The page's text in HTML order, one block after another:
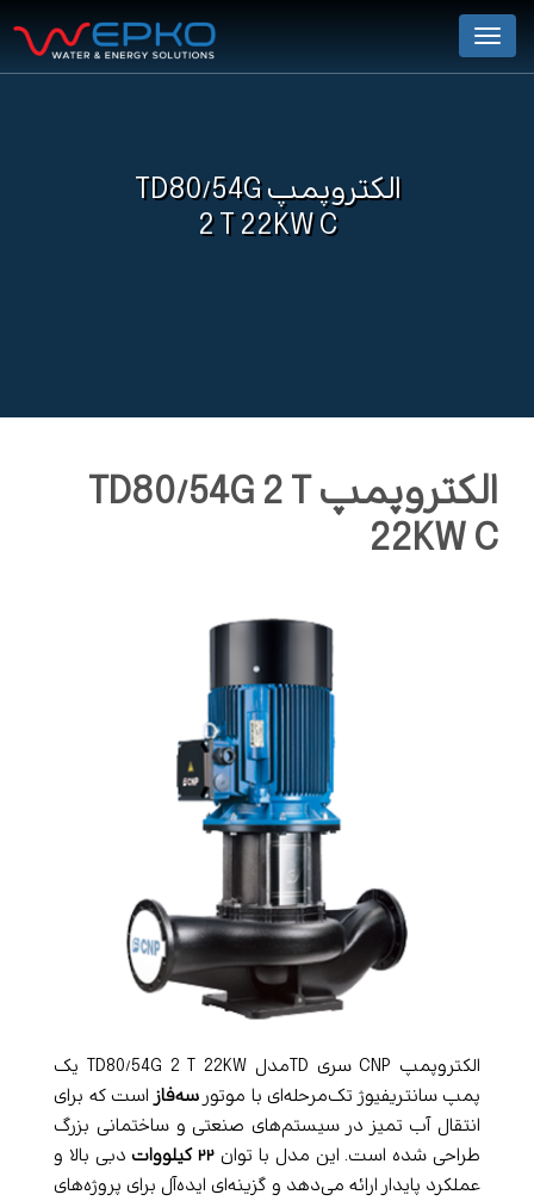
Menu
الکتروپمپ TD80/54G
2 T 22KW C
الکتروپمپ TD80/54G 2 T
22KW C
الکتروپمپ CNP سری TDمدل TD80/54G 2 T 22KW یک
پمپ سانتریفیوژ تک‌مرحله‌ای با موتورسه‌فازاست که برای
انتقال آب تمیز در سیستم‌های صنعتی و ساختمانی بزرگ
طراحی شده است. این مدل با توان ۲۲ کیلووات
دبی بالا و
عملکرد پایدار ارائه می‌دهد و گزینه‌ای ایده‌آل برای پروژه‌های